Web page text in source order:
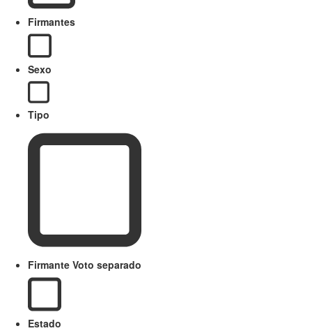
Firmantes
Sexo
Tipo
Firmante Voto separado
Estado